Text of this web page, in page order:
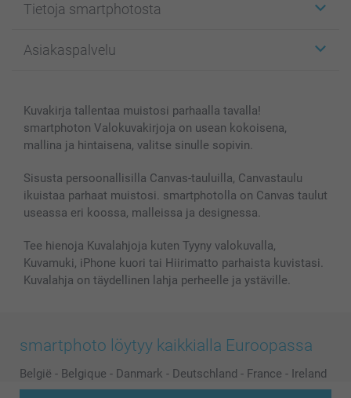
Kuvakortit
Kuvakirjat
Kännykkä & Tabletti
MyNameBook
Valokuvakehykset & Lisätarvikkeet
Lahjakortti
Kaikki kuvatuotteet
Tietoja smartphotosta
Affiliate ohjelma
Sivukartta
Ehdot/takuut
Asiakaspalvelu
smartbonus
Hinnat & maksutavat
Kuvakirja tallentaa muistosi parhaalla tavalla!
smartphoton Valokuvakirjoja on usean kokoisena,
mallina ja hintaisena, valitse sinulle sopivin.
Sisusta persoonallisilla Canvas-tauluilla, Canvastaulu
ikuistaa parhaat muistosi. smartphotolla on Canvas taulut
useassa eri koossa, malleissa ja designessa.
Tee hienoja Kuvalahjoja kuten Tyyny valokuvalla,
Kuvamuki, iPhone kuori tai Hiirimatto parhaista kuvistasi.
Kuvalahja on täydellinen lahja perheelle ja ystäville.
smartphoto löytyy kaikkialla Euroopassa
België - Belgique - Danmark - Deutschland - France - Ireland
- Nederland - Norge - Österreich - Schweiz - Suisse -